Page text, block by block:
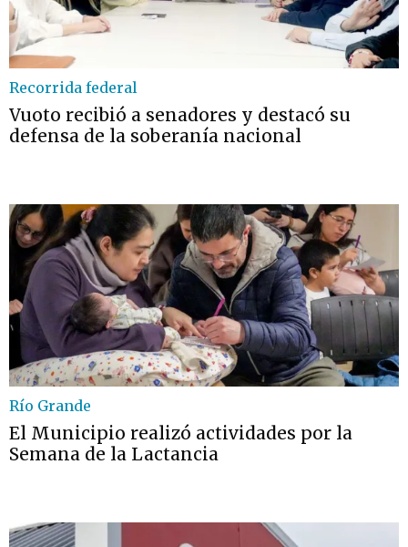
Recorrida federal
Vuoto recibió a senadores y destacó su
defensa de la soberanía nacional
Río Grande
El Municipio realizó actividades por la
Semana de la Lactancia